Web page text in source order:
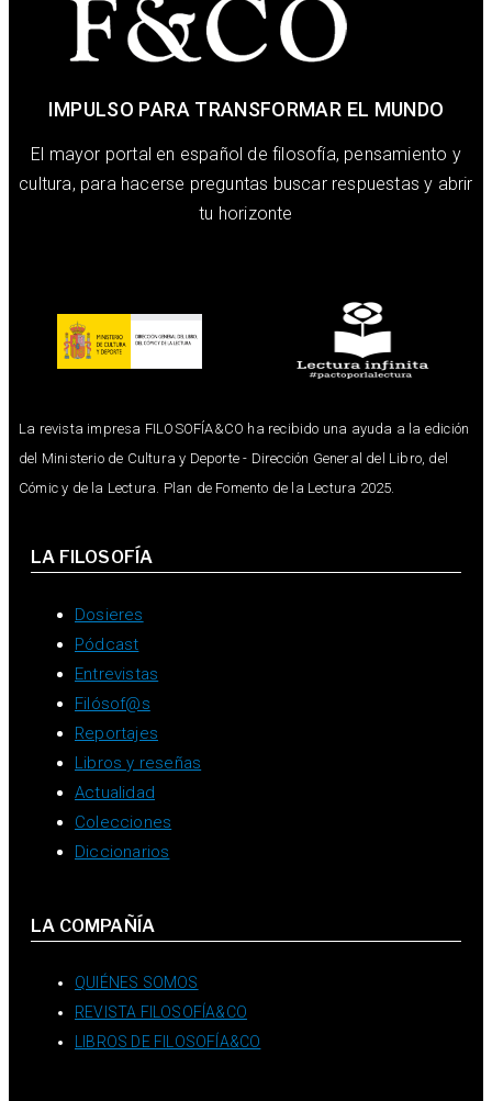
IMPULSO PARA TRANSFORMAR EL MUNDO
El mayor portal en español de filosofía, pensamiento y
cultura, para hacerse preguntas buscar respuestas y abrir
tu horizonte
La revista impresa FILOSOFÍA&CO ha recibido una ayuda a la edición
del Ministerio de Cultura y Deporte - Dirección General del Libro, del
Cómic y de la Lectura. Plan de Fomento de la Lectura 2025.
LA FILOSOFÍA
Dosieres
Pódcast
Entrevistas
Filósof@s
Reportajes
Libros y reseñas
Actualidad
Colecciones
Diccionarios
LA COMPAÑÍA
QUIÉNES SOMOS
REVISTA FILOSOFÍA&CO
LIBROS DE FILOSOFÍA&CO